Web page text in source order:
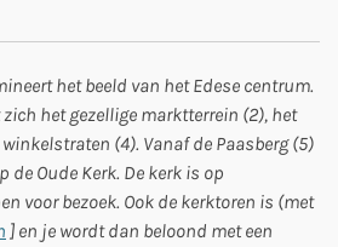
het beeld van het Edese centrum.
het gezellige marktterrein (2), het
(4). Vanaf de Paasberg (5)
de Oude Kerk. De kerk is op
voor bezoek. Ook de kerktoren is (met
] en je wordt dan beloond met een